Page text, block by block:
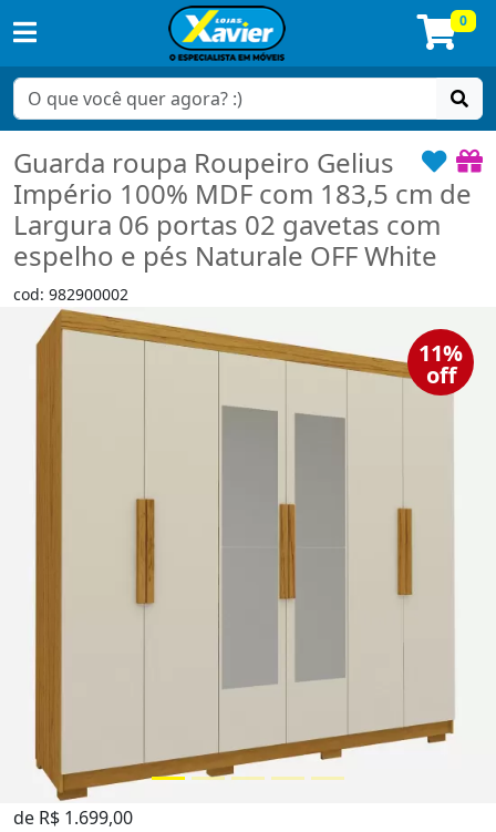
0
Guarda roupa Roupeiro Gelius
Império 100% MDF com 183,5 cm de
Largura 06 portas 02 gavetas com
espelho e pés Naturale OFF White
cod: 982900002
11%
off
de R$ 1.699,00